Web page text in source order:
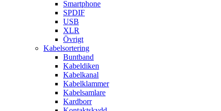
Smartphone
SPDIF
USB
XLR
Övrigt
Kabelsortering
Buntband
Kabeldiken
Kabelkanal
Kabelklammer
Kabelsamlare
Kardborr